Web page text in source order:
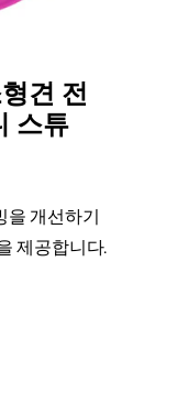
견 전
스튜
을 개선하기
제공합니다.